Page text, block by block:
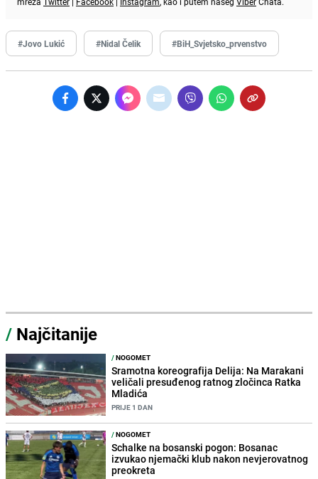
#Jovo Lukić #Nidal Čelik #BiH_Svjetsko_prvenstvo
/ Najčitanije
/NOGOMET
Sramotna koreografija Delija: Na Marakani
veličali presuđenog ratnog zločinca Ratka
Mladića
PRIJE 1 DAN
/NOGOMET
Schalke na bosanski pogon: Bosanac
izvukao njemački klub nakon nevjerovatnog
preokreta